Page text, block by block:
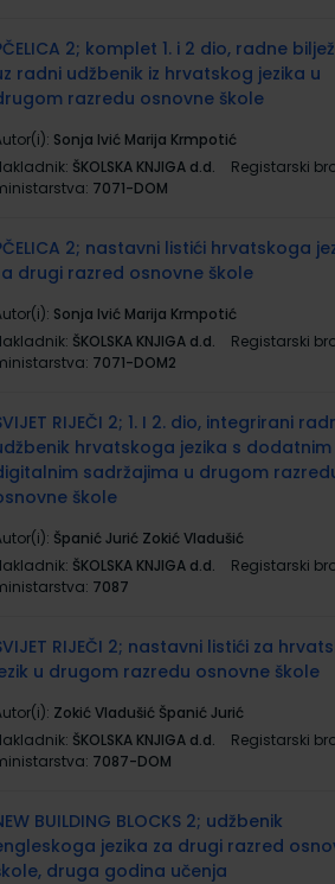
2; komplet 1. i 2 dio, radne
radni udžbenik iz hrvatskog jezika u
razredu osnovne škole
Sonja Ivić Marija Krmpotić
ŠKOLSKA KNJIGA d.d.
Registarski
7071-DOM
2; nastavni listići hrvatskoga
drugi razred osnovne škole
Sonja Ivić Marija Krmpotić
ŠKOLSKA KNJIGA d.d.
Registarski
7071-DOM2
RIJEČI 2; 1. I 2. dio, integrirani
hrvatskoga jezika s dodatnim
sadržajima u drugom
škole
Španić Jurić Zokić Vladušić
ŠKOLSKA KNJIGA d.d.
Registarski
7087
RIJEČI 2; nastavni listići za
u drugom razredu osnovne škole
Zokić Vladušić Španić Jurić
ŠKOLSKA KNJIGA d.d.
Registarski
7087-DOM
BUILDING BLOCKS 2; udžbenik
jezika za drugi razred
druga godina učenja